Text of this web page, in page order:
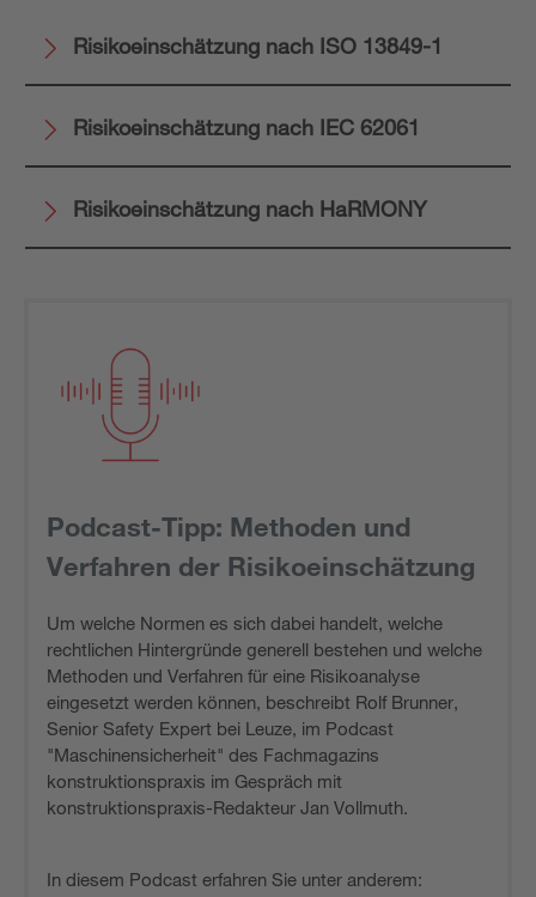
Risikoeinschätzung nach ISO 13849-1
Risikoeinschätzung nach IEC 62061
Risikoeinschätzung nach HaRMONY
Podcast-Tipp: Methoden und
Verfahren der Risikoeinschätzung
Um welche Normen es sich dabei handelt, welche
rechtlichen Hintergründe generell bestehen und welche
Methoden und Verfahren für eine Risikoanalyse
eingesetzt werden können, beschreibt Rolf Brunner,
Senior Safety Expert bei Leuze, im Podcast
"Maschinensicherheit" des Fachmagazins
konstruktionspraxis im Gespräch mit
konstruktionspraxis-Redakteur Jan Vollmuth.
In diesem Podcast erfahren Sie unter anderem: